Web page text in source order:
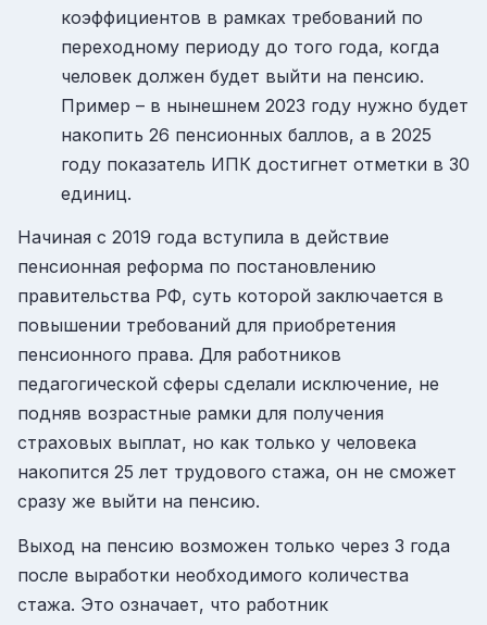
коэффициентов в рамках требований по
переходному периоду до того года, когда
человек должен будет выйти на пенсию.
Пример – в нынешнем 2023 году нужно будет
накопить 26 пенсионных баллов, а в 2025
году показатель ИПК достигнет отметки в 30
единиц.
Начиная с 2019 года вступила в действие
пенсионная реформа по постановлению
правительства РФ, суть которой заключается в
повышении требований для приобретения
пенсионного права. Для работников
педагогической сферы сделали исключение, не
подняв возрастные рамки для получения
страховых выплат, но как только у человека
накопится 25 лет трудового стажа, он не сможет
сразу же выйти на пенсию.
Выход на пенсию возможен только через 3 года
после выработки необходимого количества
стажа. Это означает, что работник